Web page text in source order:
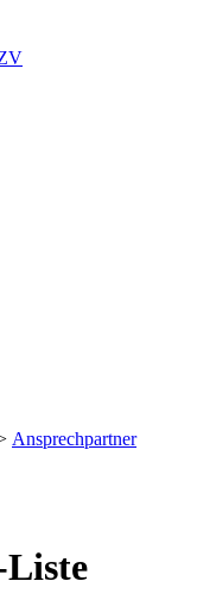
Ansprechpartner